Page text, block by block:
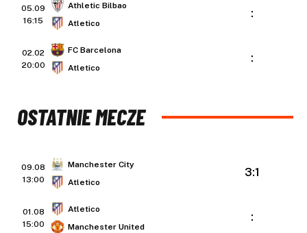
05.09
16:15
Athletic Bilbao
Atletico
:
02.02
20:00
FC Barcelona
Atletico
:
OSTATNIE MECZE
09.08
13:00
Manchester City
Atletico
3:1
01.08
15:00
Atletico
Manchester United
: